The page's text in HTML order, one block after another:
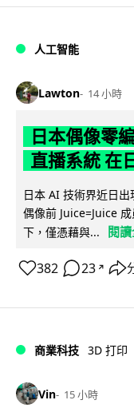
人工智能
Lawton 14 小時
日本偶像零
直播系統 在
日本 AI 技術界近日
偶像前 Juice=Juice
下，僅憑藉與...
閱
382 23 ↗
商業科技 3D 打印
Vin 15 小時